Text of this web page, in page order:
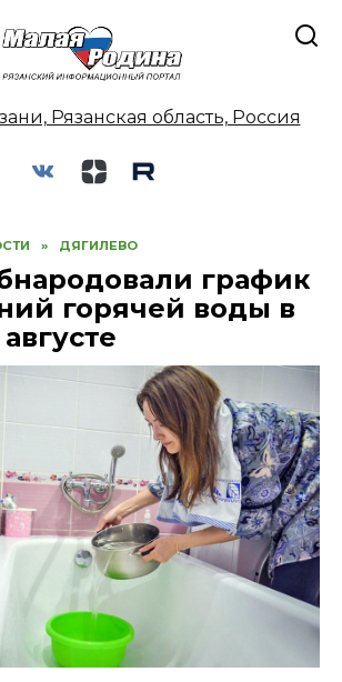
Рязанская область, Россия
» ДЯГИЛЕВО
график
горячей воды в